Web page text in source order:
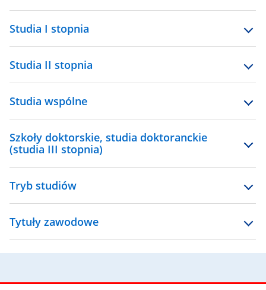
Studia I stopnia
Studia II stopnia
Studia wspólne
Szkoły doktorskie, studia doktoranckie
(studia III stopnia)
Tryb studiów
Tytuły zawodowe